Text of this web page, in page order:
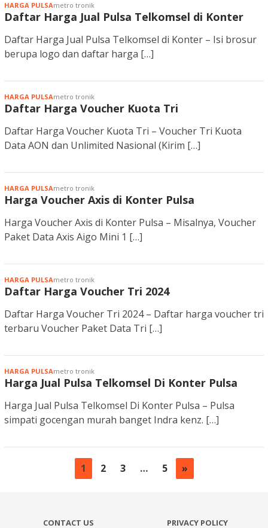
HARGA PULSAmetro tronik
Daftar Harga Jual Pulsa Telkomsel di Konter
Daftar Harga Jual Pulsa Telkomsel di Konter – Isi brosur
berupa logo dan daftar harga […]
HARGA PULSAmetro tronik
Daftar Harga Voucher Kuota Tri
Daftar Harga Voucher Kuota Tri – Voucher Tri Kuota
Data AON dan Unlimited Nasional (Kirim […]
HARGA PULSAmetro tronik
Harga Voucher Axis di Konter Pulsa
Harga Voucher Axis di Konter Pulsa – Misalnya, Voucher
Paket Data Axis Aigo Mini 1 […]
HARGA PULSAmetro tronik
Daftar Harga Voucher Tri 2024
Daftar Harga Voucher Tri 2024 – Daftar harga voucher tri
terbaru Voucher Paket Data Tri […]
HARGA PULSAmetro tronik
Harga Jual Pulsa Telkomsel Di Konter Pulsa
Harga Jual Pulsa Telkomsel Di Konter Pulsa – Pulsa
simpati gocengan murah banget Indra kenz. […]
1 2 3 … 5 »
CONTACT US PRIVACY POLICY